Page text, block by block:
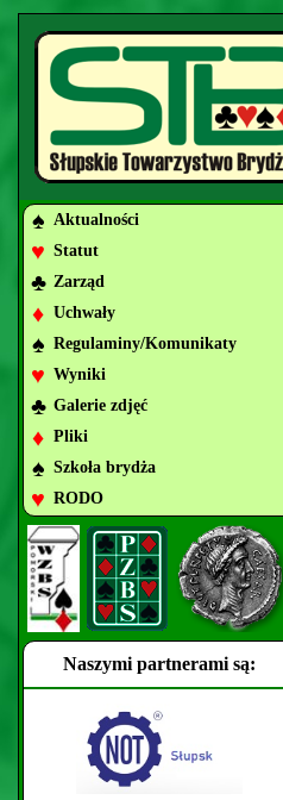
♠ Aktualności
♥ Statut
♣ Zarząd
♦ Uchwały
♠ Regulaminy/Komunikaty
♥ Wyniki
♣ Galerie zdjęć
♦ Pliki
♠ Szkoła brydża
♥ RODO
Naszymi partnerami są: